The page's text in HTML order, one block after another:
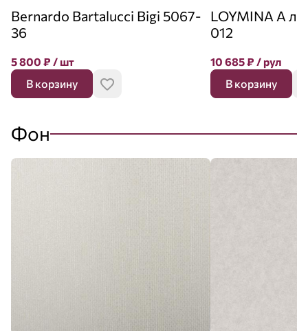
Bernardo Bartalucci Bigi 5067-
36
5 800 ₽ / шт
В корзину
LOYMINA А
012
10 685₽ / рул
В корзину
Фон